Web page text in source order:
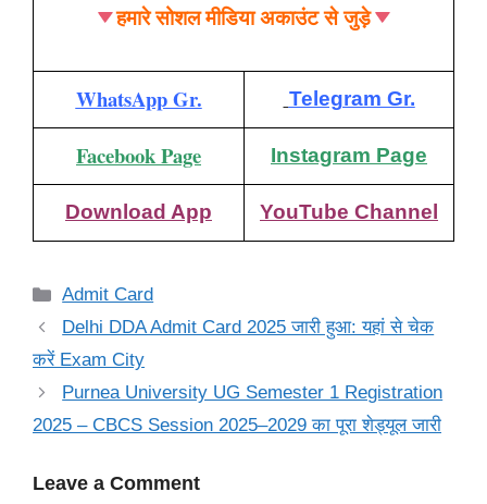
हमारे सोशल मीडिया अकाउंट से जुड़े
WhatsApp Gr. Telegram Gr.
Facebook Page Instagram Page
Download App YouTube Channel
Categories
Admit Card
Delhi DDA Admit Card 2025 जारी हुआ: यहां से चेक
करें Exam City
Purnea University UG Semester 1 Registration
2025 – CBCS Session 2025–2029 का पूरा शेड्यूल जारी
Leave a Comment